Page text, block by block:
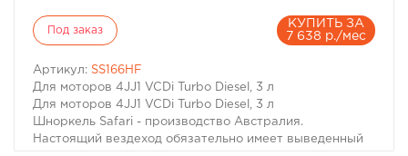
Под заказ
КУПИТЬ ЗА
7 638 р./мес
Артикул: SS166HF
Для моторов 4JJ1 VCDi Turbo Diesel, 3 л
Для моторов 4JJ1 VCDi Turbo Diesel, 3 л
Шноркель Safari - производство Австралия.
Настоящий вездеход обязательно имеет выведенный